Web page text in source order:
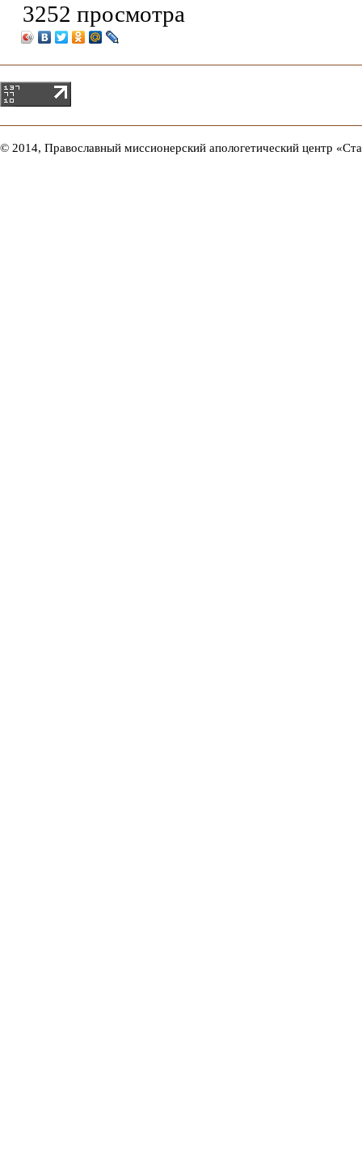
3252 просмотра
© 2014, Православный миссионерский апологетический центр